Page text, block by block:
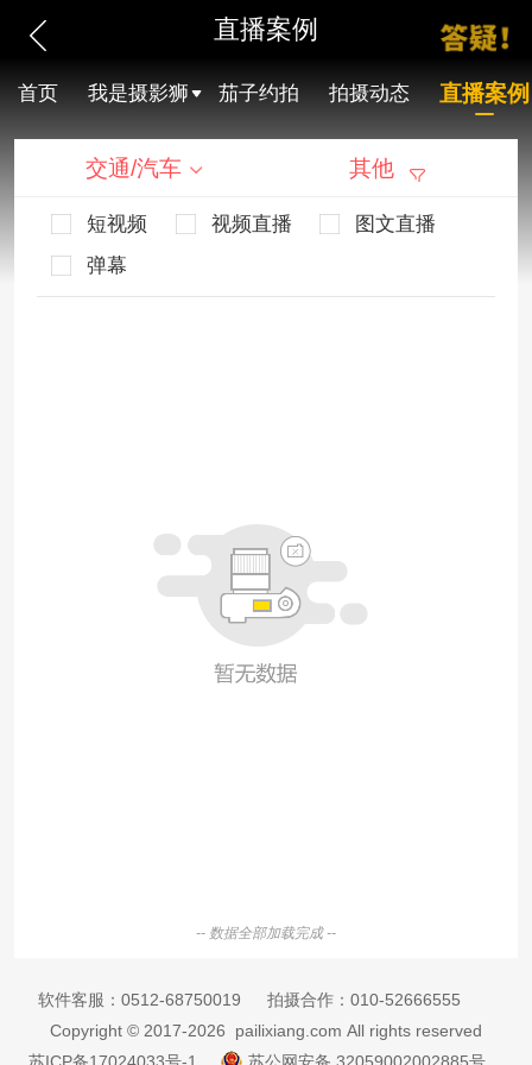
直播案例
首页 我是摄影狮 茄子约拍 拍摄动态 直播案例
交通/汽车 其他
短视频 视频直播
图文直播
弹幕
-- 数据全部加载完成 --
软件客服： 0512-68750019 拍摄合作： 010-52666555
Copyright © 2017-2026 pailixiang.com All rights reserved
苏ICP备17024033号-1
苏公网安备 32059002002885号